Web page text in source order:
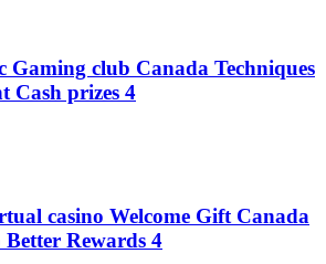
Gaming club Canada Techniques
Cash prizes 4
casino Welcome Gift Canada
Rewards 4